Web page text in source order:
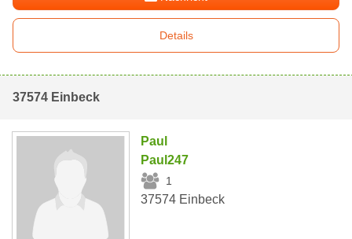
Details
37574 Einbeck
Paul
Paul247
1
37574 Einbeck